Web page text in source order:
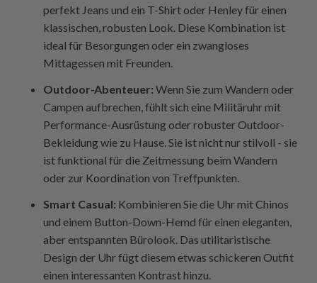
perfekt Jeans und ein T-Shirt oder Henley für einen
klassischen, robusten Look. Diese Kombination ist
ideal für Besorgungen oder ein zwangloses
Mittagessen mit Freunden.
Outdoor-Abenteuer:Wenn Sie zum Wandern oder
Campen aufbrechen, fühlt sich eine Militäruhr mit
Performance-Ausrüstung oder robuster Outdoor-
Bekleidung wie zu Hause. Sie ist nicht nur stilvoll - sie
ist funktional für die Zeitmessung beim Wandern
oder zur Koordination von Treffpunkten.
Smart Casual: Kombinieren Sie die Uhr mit Chinos
und einem Button-Down-Hemd für einen eleganten,
aber entspannten Bürolook. Das utilitaristische
Design der Uhr fügt diesem etwas schickeren Outfit
einen interessanten Kontrast hinzu.